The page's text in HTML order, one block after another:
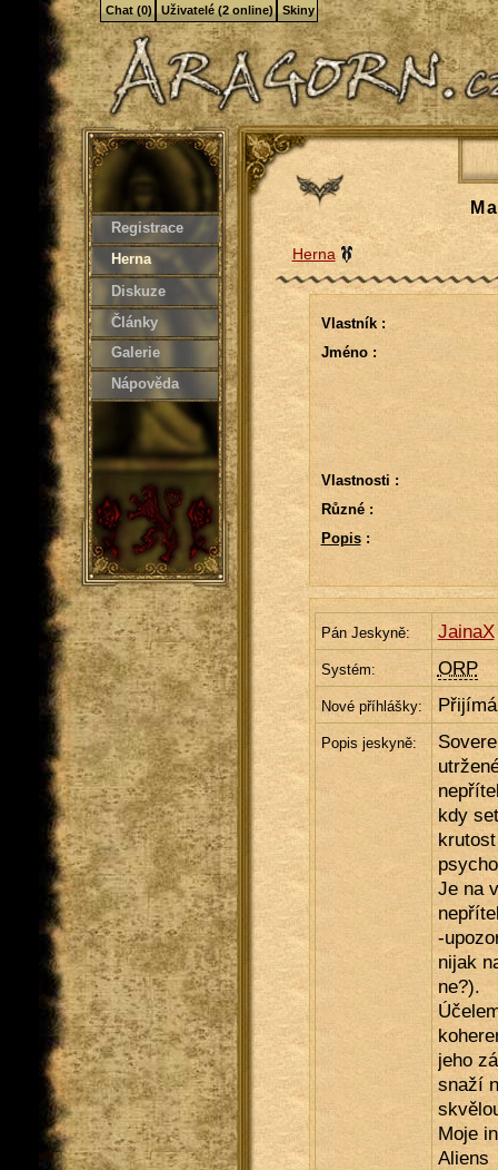
Registrace
Herna
Diskuze
Články
Galerie
Nápověda
Herna
Vlastník :
Jméno :
Vlastnosti :
Různé :
Popis:
Pán Jeskyně: JainaX
Systém: ORP
Nové příhlášky:
Popis jeskyně:
kdy
Je na
-
nijak
ne?).
jeho
snaží
Moje
Aliens
Chat (0) Uživatelé (2 online) Skiny